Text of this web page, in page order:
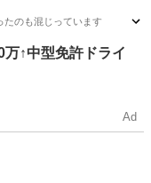
たのも混じっています
ュシュ
万↑中型免許ドライ
Ad